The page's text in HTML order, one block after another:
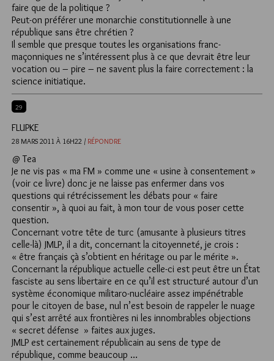
faire que de la politique ?
Peut-on préférer une monarchie constitutionnelle à une
république sans être chrétien ?
Il semble que presque toutes les organisations franc-
maçonniques ne s’intéressent plus à ce que devrait être leur
vocation ou – pire – ne savent plus la faire correctement : la
science initiatique.
29
FLUPKE
28 MARS 2011 À 16H22 / RÉPONDRE
@ Tea
Je ne vis pas « ma FM » comme une « usine à consentement »
(voir ce livre) donc je ne laisse pas enfermer dans vos
questions qui rétrécissement les débats pour « faire
consentir », à quoi au fait, à mon tour de vous poser cette
question.
Concernant votre tête de turc (amusante à plusieurs titres
celle-là) JMLP, il a dit, concernant la citoyenneté, je crois :
« être français çà s’obtient en héritage ou par le mérite ».
Concernant la république actuelle celle-ci est peut être un État
fasciste au sens libertaire en ce qu’il est structuré autour d’un
système économique militaro-nucléaire assez impénétrable
pour le citoyen de base, nul n’est besoin de rappeler le nuage
qui s’est arrêté aux frontières ni les innombrables objections
« secret défense » faites aux juges.
JMLP est certainement républicain au sens de type de
république, comme beaucoup …